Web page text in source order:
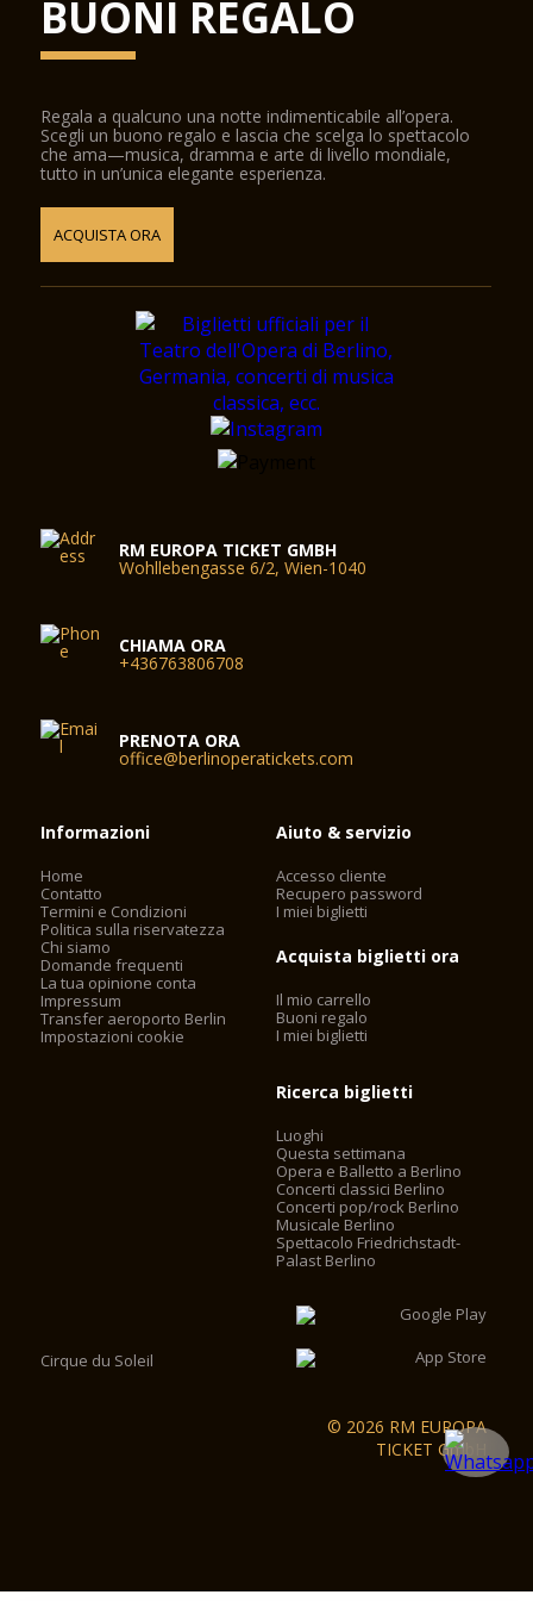
BUONI REGALO
Regala a qualcuno una notte indimenticabile all’opera.
Scegli un buono regalo e lascia che scelga lo spettacolo
che ama—musica, dramma e arte di livello mondiale,
tutto in un’unica elegante esperienza.
ACQUISTA ORA
RM EUROPA TICKET GMBH
Wohllebengasse 6/2, Wien-1040
CHIAMA ORA
+436763806708
PRENOTA ORA
office@berlinoperatickets.com
Informazioni
Home
Contatto
Termini e Condizioni
Politica sulla riservatezza
Chi siamo
Domande frequenti
La tua opinione conta
Impressum
Transfer aeroporto Berlin
Impostazioni cookie
Aiuto & servizio
Accesso cliente
Recupero password
I miei biglietti
Acquista biglietti ora
Il mio carrello
Buoni regalo
I miei biglietti
Ricerca biglietti
Luoghi
Questa settimana
Opera e Balletto a Berlino
Concerti classici Berlino
Concerti pop/rock Berlino
Musicale Berlino
Spettacolo Friedrichstadt-
Palast Berlino
Cirque du Soleil
© 2026 RM EUROPA
TICKET GmbH